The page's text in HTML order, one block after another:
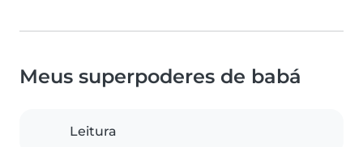
Meus superpoderes de babá
Leitura